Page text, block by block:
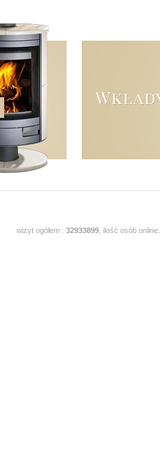
wizyt ogółem : 32933899 , ilość osób